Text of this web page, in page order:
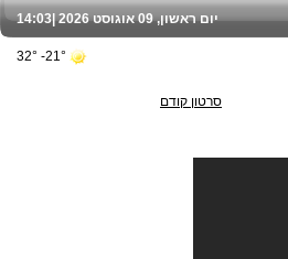
סרטון קודם
14:03 יום ראשון, 09 אוגוסט 2026 |
21°- 32°